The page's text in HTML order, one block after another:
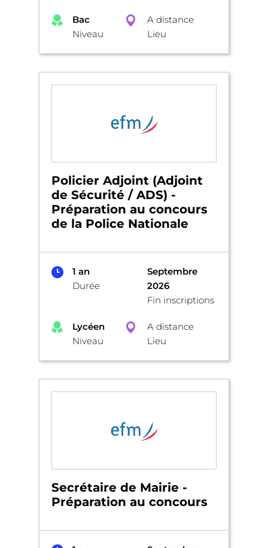
Bac
Niveau
A distance
Lieu
Policier Adjoint (Adjoint
de Sécurité / ADS) -
Préparation au concours
de la Police Nationale
1 an
Durée
Septembre
2026
Fin inscriptions
Lycéen
Niveau
A distance
Lieu
Secrétaire de Mairie -
Préparation au concours